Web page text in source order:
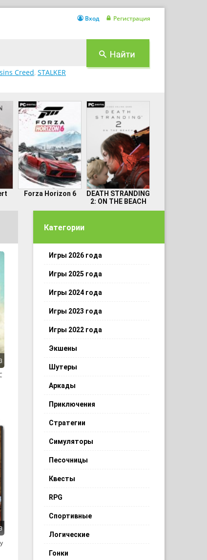
Creed, STALKER
Вход Регистрация
Forza Horizon 6
DEATH STRANDING
2: ON THE BEACH
Категории
Игры 2026 года
Игры 2025 года
Игры 2024 года
Игры 2023 года
Игры 2022 года
Экшены
Шутеры
Аркады
Приключения
Стратегии
Симуляторы
Песочницы
Квесты
RPG
Спортивные
Логические
Гонки